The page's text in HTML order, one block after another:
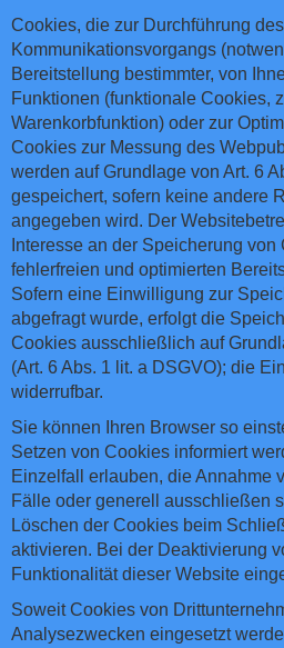
Cookies, die zur Durchführung
Kommunikationsvorgangs
Bereitstellung bestimmter, von
Funktionen (funktionale Cookies,
Warenkorbfunktion) oder zur
Cookies zur Messung des
werden auf Grundlage von Art. 6
gespeichert, sofern keine andere
angegeben wird. Der
Interesse an der Speicherung
fehlerfreien und optimierten
Sofern eine Einwilligung zur
abgefragt wurde, erfolgt die
Cookies ausschließlich auf
(Art. 6 Abs. 1 lit. a DSGVO); die
widerrufbar.
Sie können Ihren Browser so
Setzen von Cookies informiert
Einzelfall erlauben, die Annahme
Fälle oder generell ausschließen
Löschen der Cookies beim
aktivieren. Bei der Deaktivierung
Funktionalität dieser Website
Soweit Cookies von
Analysezwecken eingesetzt